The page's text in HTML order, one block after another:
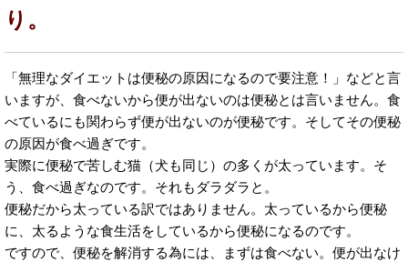
り。
「無理なダイエットは便秘の原因になるので要注意！」などと言
いますが、食べないから便が出ないのは便秘とは言いません。食
べているにも関わらず便が出ないのが便秘です。そしてその便秘
の原因が食べ過ぎです。
実際に便秘で苦しむ猫（犬も同じ）の多くが太っています。そ
う、食べ過ぎなのです。それもダラダラと。
便秘だから太っている訳ではありません。太っているから便秘
に、太るような食生活をしているから便秘になるのです。
ですので、便秘を解消する為には、まずは食べない。便が出なけ